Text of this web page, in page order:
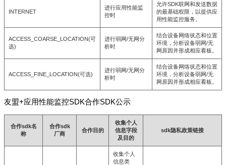
INTERNET
进行应用性能监
控时
允许SDK联网和发送数据
的最基础权限，以提供应
用性能监控服务。
ACCESS_COARSE_LOCATION(可
选)
进行弱网/无网分
析时
结合设备网络状态和位置
环境，分析设备弱网/无
网原因并形成相应看板。
ACCESS_FINE_LOCATION(可选)
进行弱网/无网分
析时
结合设备网络状态和位置
环境，分析设备弱网/无
网原因并形成相应看板。
友盟+应用性能监控SDK合作SDK公示
合作sdk名
称
合作sdk
厂商
合作目的
收集个人
信息字段
及目的
sdk隐私政策链接
收集个人
信息类